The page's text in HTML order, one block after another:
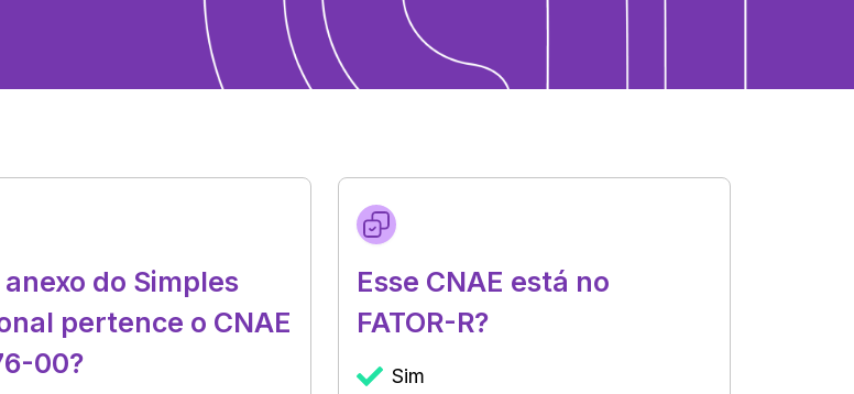
do Simples
pertence o CNAE
00?
Esse CNAE está no
FATOR-R?
Sim